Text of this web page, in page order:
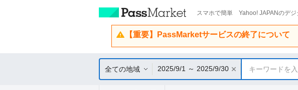
スマホで簡単 Yahoo! JAPANのデジ
【重要】PassMarketサービスの終了について
全ての地域 2025/9/1 ～ 2025/9/30 キーワードを